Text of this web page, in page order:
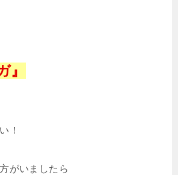
』
！
がいましたら